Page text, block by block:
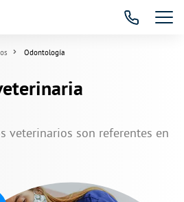
Odontología
veterinarios son referentes en